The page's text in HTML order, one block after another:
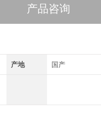
产品咨询
产地 国产